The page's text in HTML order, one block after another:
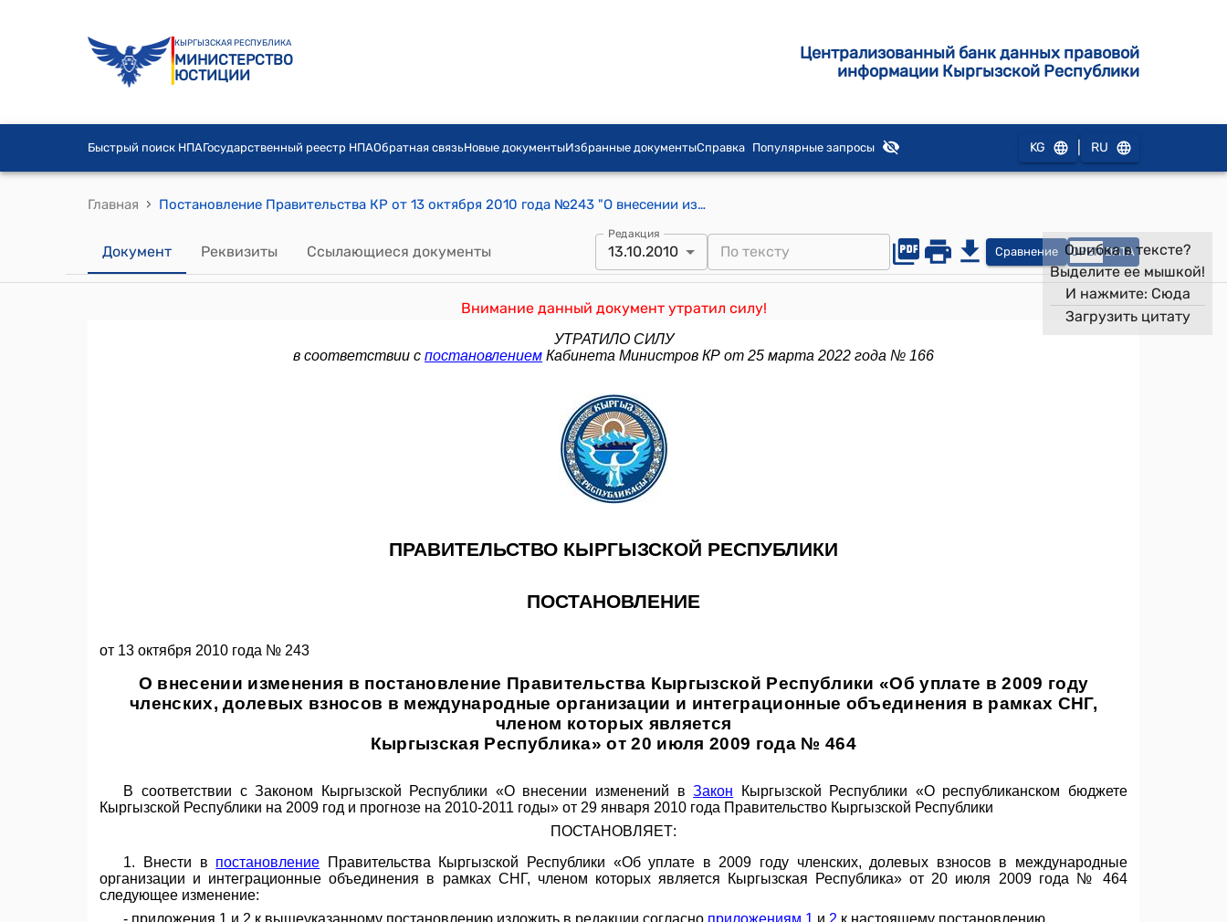
КЫРГЫЗСКАЯ РЕСПУБЛИКА
МИНИСТЕРСТВО
ЮСТИЦИИ
Централизованный банк данных правовой
информации Кыргызской Республики
Быстрый поиск НПАГосударственный реестр НПАОбратная связьНовые документыИзбранные документыСправка Популярные запросы KG RU
Главная › Постановление Правительства КР от 13 октября 2010 года №243 "О внесении изменения в постановление Правительства Кыргызской Республики «Об уплате в 2009 году членских, долевых взносов в международные организации и интеграционные объединения в рамках СНГ, членом которых является Кыргызская Республика» от 20 июля 2009 года № 464"
Документ Реквизиты Ссылающиеся документы
Редакция
13.10.2010 Сравнение OPEN DATA
Внимание данный документ утратил силу!
Ошибка в тексте?
Выделите ее мышкой!
И нажмите: Сюда
Загрузить цитату